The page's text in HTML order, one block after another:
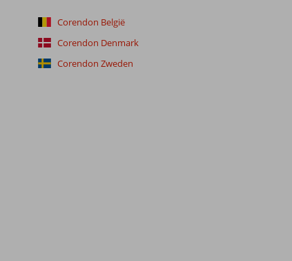
Corendon België
Corendon Denmark
Corendon Zweden